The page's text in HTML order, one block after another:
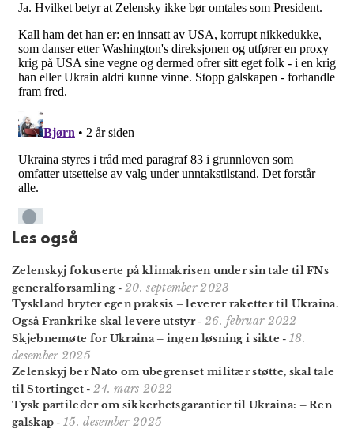
Les også
Zelenskyj fokuserte på klimakrisen under sin tale til FNs
general­forsamling -20. september 2023
Tyskland bryter egen praksis – leverer raketter til Ukraina.
Også Frankrike skal levere utstyr- 26. februar 2022
Skjebnemøte for Ukraina – ingen løsning i sikte -18.
desember 2025
Zelenskyj ber Nato om ubegrenset militær støtte, skal tale
til Stortinget -24. mars 2022
Tysk partileder om sikkerhets­garantier til Ukraina: – Ren
galskap -15. desember 2025